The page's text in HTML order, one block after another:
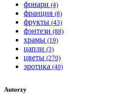
фонари (4)
франция (8)
фрукты (43)
фэнтези (88)
храмы (19)
цапли (3)
цветы (270)
эротика (40)
Autorzy